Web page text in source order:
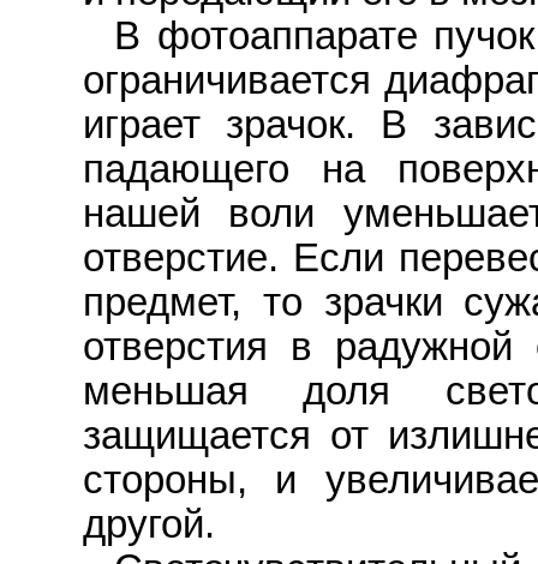
В фотоаппарате
ограничивается
играет зрачок. В
падающего на
нашей воли
отверстие. Если
предмет, то зрачки
отверстия в
меньшая доля
защищается от
стороны, и
другой.